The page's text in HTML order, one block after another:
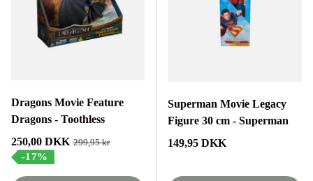
Dragons Movie Feature
Dragons - Toothless
Tilbudspris
250,00 DKK Normalpris
299,95 kr
-17%
Superman Movie Legacy
Figure 30 cm - Superman
Normalpris
149,95 DKK